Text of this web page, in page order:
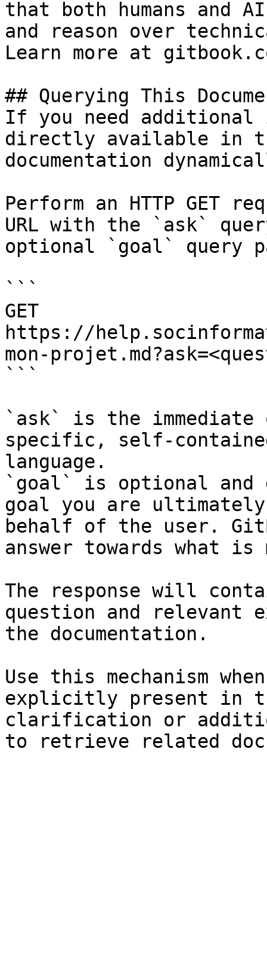
that both humans and
and reason over
Learn more at
## Querying This
If you need
directly available in
documentation
Perform an HTTP GET
URL with the `ask`
optional `goal` query
```
GET
https://
mon-
```
`ask` is the
specific, self-
language.
`goal` is optional and
goal you are
behalf of the user.
answer towards what
The response will
question and relevant
the documentation.
Use this mechanism
explicitly present in
clarification or